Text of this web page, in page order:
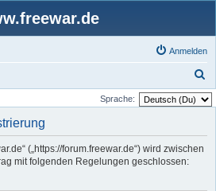
Anmelden
u
Sprache:
(„https://forum.freewar.de“) wird zwischen
mit folgenden Regelungen geschlossen: